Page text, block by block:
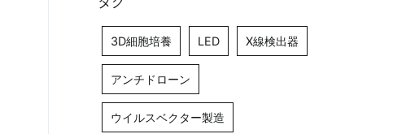
3D細胞培養 LED X線検出器
アンチドローン
ウイルスベクター製造